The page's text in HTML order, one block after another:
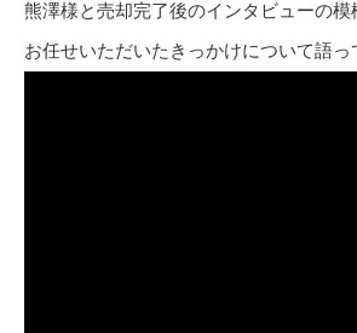
熊澤様と売却完了後のインタビューの模
お任せいただいたきっかけについて語っ